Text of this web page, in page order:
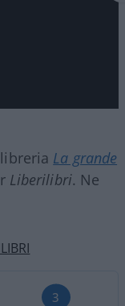
La grande
Liberilibri. Ne
3